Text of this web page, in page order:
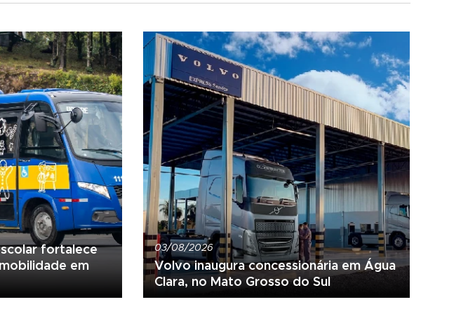
fortalece
em
03/08/2026
Volvo inaugura concessionária em Água
Clara, no Mato Grosso do Sul